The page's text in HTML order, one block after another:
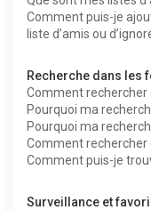
Comment puis-je
liste d’amis ou
Recherche dans les
Comment rechercher
Pourquoi ma
Pourquoi ma
Comment rechercher
Comment puis-je
Surveillance et